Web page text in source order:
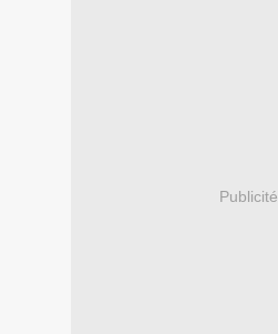
Publicité